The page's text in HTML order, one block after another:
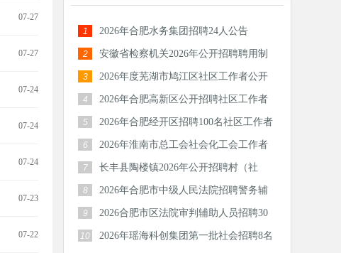
07-27
07-27
07-24
07-24
07-24
07-23
07-22
1 2026年合肥水务集团招聘24人公告
2
安徽省检察机关2026年公开招聘聘用制
书记员公告
3
2026年度芜湖市鸠江区社区工作者公开
招聘公告
4
2026年合肥高新区公开招聘社区工作者
96人
5 2026年合肥经开区招聘100名社区工作者
6
2026年淮南市总工会社会化工会工作者
招聘11人公告
7
长丰县陶楼镇2026年公开招聘村（社
区）后备干部18人公告
8
2026年合肥市中级人民法院招聘警务辅
助人员20人公告
9
2026合肥市区法院审判辅助人员招聘30
人公告
10
2026年瑶海科创集团第一批社会招聘8名